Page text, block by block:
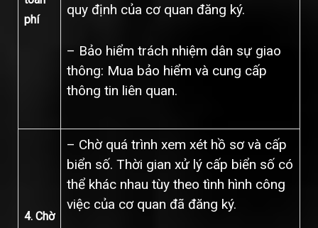
phí
quy định của cơ quan đăng ký.
– Bảo hiểm trách nhiệm dân sự giao
thông: Mua bảo hiểm và cung cấp
thông tin liên quan.
4. Chờ
– Chờ quá trình xem xét hồ sơ và cấp
biển số. Thời gian xử lý cấp biển số có
thể khác nhau tùy theo tình hình công
việc của cơ quan đã đăng ký.